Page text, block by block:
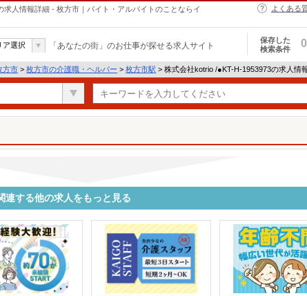
人情報詳細 - 枚方市｜バイト・アルバイトのことならイ
よくある
ア選択 「あなたの街」のお仕事が探せる求人サイト
保存した
検索条件
0
方市 > 枚方市の介護職・ヘルパー > 枚方市駅 > 株式会社kotrio /●KT-H-1953973の求人情
する他の求人をもっと見る